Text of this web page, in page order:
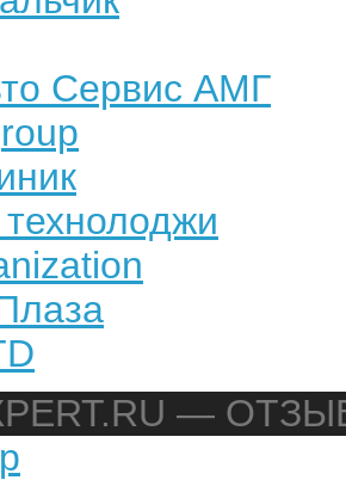
Сервис АМГ
—